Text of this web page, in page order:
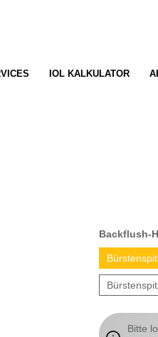
IOL KALKULATOR
Backflush-
Bitte